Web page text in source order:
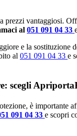
prezzi vantaggiosi.
al 051 091 04 33
e la sostituzione
al 051 091 04 33 e
scegli
è importante
091 04 33 e scopri